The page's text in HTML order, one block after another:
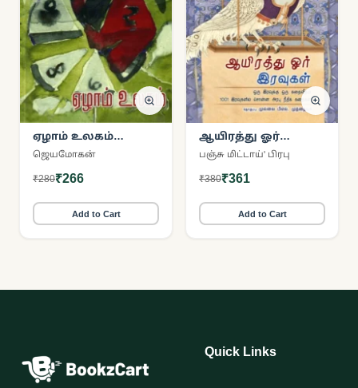
ஏழாம் உலகம்
(நற்றிணை
ஜெயமோகன்
₹280₹266
Add to Cart
ஆயிரத்து ஓர்
இரவுகள்
பஞ்சு மிட்டாய்' பிரபு
₹380₹361
Add to Cart
Quick Links